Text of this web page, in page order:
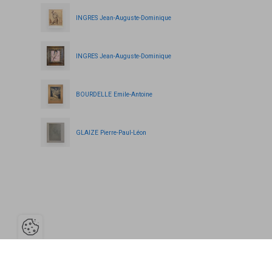
INGRES Jean-Auguste-Dominique
INGRES Jean-Auguste-Dominique
BOURDELLE Emile-Antoine
GLAIZE Pierre-Paul-Léon
Ouvrir la barre de gestion des